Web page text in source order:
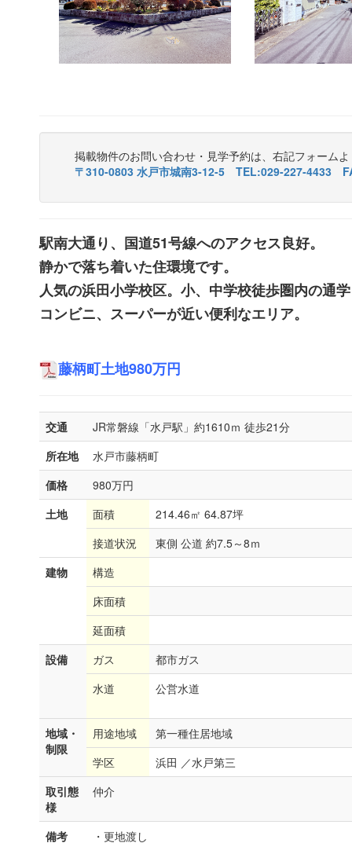
掲載物件のお問い合わせ・見学予約は、右記フォーム
〒310-0803 水戸市城南3-12-5 TEL:029-227-4433
駅南大通り、国道51号線へのアクセス良好。
静かで落ち着いた住環境です。
人気の浜田小学校区。小、中学校徒歩圏内の通
コンビニ、スーパーが近い便利なエリア。
藤柄町土地980万円
交通
JR常磐線「水戸駅」約1610ｍ 徒歩21分
所在地
水戸市藤柄町
価格
980万円
土地
面積
214.46㎡ 64.87坪
接道状況
東側 公道 約7.5～8ｍ
建物
構造
床面積
延面積
設備
ガス
都市ガス
水道
公営水道
地域・
制限
用途地域
第一種住居地域
学区
浜田 ／水戸第三
取引態
様
仲介
備考 ・更地渡し